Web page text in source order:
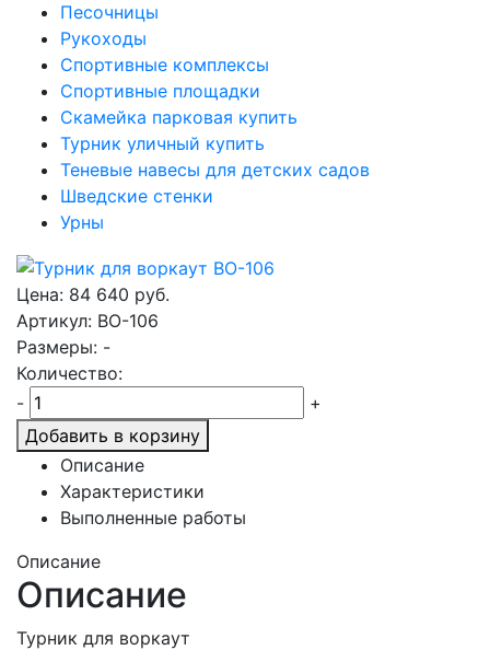
Песочницы
Рукоходы
Спортивные комплексы
Спортивные площадки
Скамейка парковая купить
Турник уличный купить
Теневые навесы для детских садов
Шведские стенки
Урны
Цена: 84 640 руб.
Артикул: ВО-106
Размеры: -
Количество:
-
+
Добавить в корзину
Описание
Характеристики
Выполненные работы
Описание
Описание
Турник для воркаут